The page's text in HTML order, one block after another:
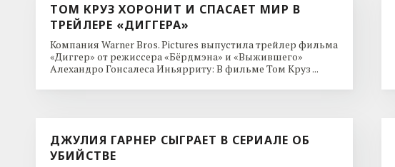
ТОМ КРУЗ ХОРОНИТ И СПАСАЕТ МИР В
ТРЕЙЛЕРЕ «ДИГГЕРА»
Компания Warner Bros. Pictures выпустила трейлер фильма
«Диггер» от режиссера «Бёрдмэна» и «Выжившего»
Алехандро Гонсалеса Иньярриту: В фильме Том Круз ...
ДЖУЛИЯ ГАРНЕР СЫГРАЕТ В СЕРИАЛЕ ОБ
УБИЙСТВЕ